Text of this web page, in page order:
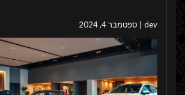
dev ספטמבר 4, 2024